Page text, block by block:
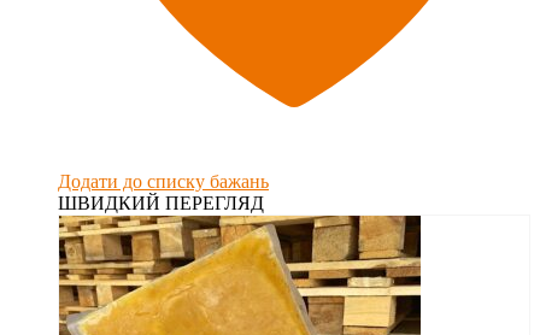
Додати до списку бажань
ШВИДКИЙ ПЕРЕГЛЯД